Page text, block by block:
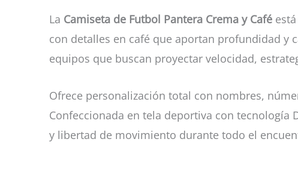
La Camiseta de Futbol Pantera Crema y Café
con detalles en café que aportan profundidad y
equipos que buscan proyectar velocidad,
Ofrece personalización total con nombres,
Confeccionada en tela deportiva con
y libertad de movimiento durante todo el